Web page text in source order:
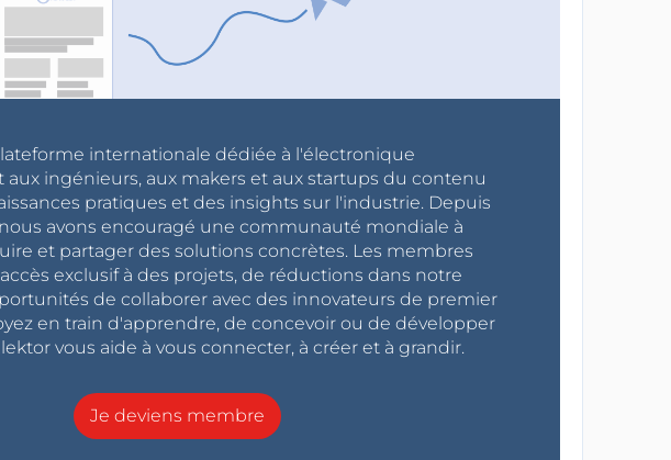
internationale dédiée à l'électronique
aux ingénieurs, aux makers et aux startups du contenu
pratiques et des insights sur l'industrie. Depuis
nous avons encouragé une communauté mondiale à
et partager des solutions concrètes. Les membres
exclusif à des projets, de réductions dans notre
de collaborer avec des innovateurs de premier
en train d'apprendre, de concevoir ou de développer
vous aide à vous connecter, à créer et à grandir.
Je deviens membre